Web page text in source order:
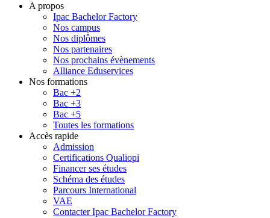
A propos
Ipac Bachelor Factory
Nos campus
Nos diplômes
Nos partenaires
Nos prochains évènements
Alliance Eduservices
Nos formations
Bac +2
Bac +3
Bac +5
Toutes les formations
Accès rapide
Admission
Certifications Qualiopi
Financer ses études
Schéma des études
Parcours International
VAE
Contacter Ipac Bachelor Factory